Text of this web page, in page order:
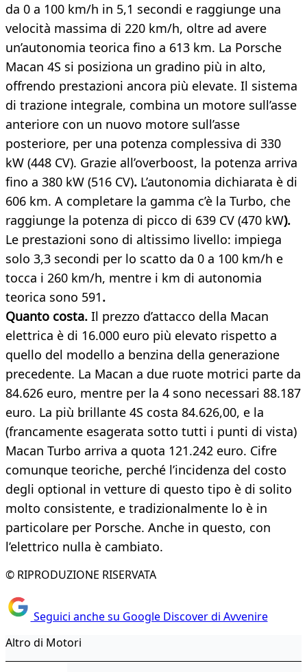
da 0 a 100 km/h in 5,1 secondi e raggiunge una
velocità massima di 220 km/h, oltre ad avere
un’autonomia teorica fino a 613 km. La Porsche
Macan 4S si posiziona un gradino più in alto,
offrendo prestazioni ancora più elevate. Il sistema
di trazione integrale, combina un motore sull’asse
anteriore con un nuovo motore sull’asse
posteriore, per una potenza complessiva di 330
kW (448 CV). Grazie all’overboost, la potenza arriva
fino a 380 kW (516 CV). L’autonomia dichiarata è di
606 km. A completare la gamma c’è la Turbo, che
raggiunge la potenza di picco di 639 CV (470 kW).
Le prestazioni sono di altissimo livello: impiega
solo 3,3 secondi per lo scatto da 0 a 100 km/h e
tocca i 260 km/h, mentre i km di autonomia
teorica sono 591.
Quanto costa. Il prezzo d’attacco della Macan
elettrica è di 16.000 euro più elevato rispetto a
quello del modello a benzina della generazione
precedente. La Macan a due ruote motrici parte da
84.626 euro, mentre per la 4 sono necessari 88.187
euro. La più brillante 4S costa 84.626,00, e la
(francamente esagerata sotto tutti i punti di vista)
Macan Turbo arriva a quota 121.242 euro. Cifre
comunque teoriche, perché l’incidenza del costo
degli optional in vetture di questo tipo è di solito
molto consistente, e tradizionalmente lo è in
particolare per Porsche. Anche in questo, con
l’elettrico nulla è cambiato.
© RIPRODUZIONE RISERVATA
Seguici anche su Google Discover di Avvenire
Altro di Motori